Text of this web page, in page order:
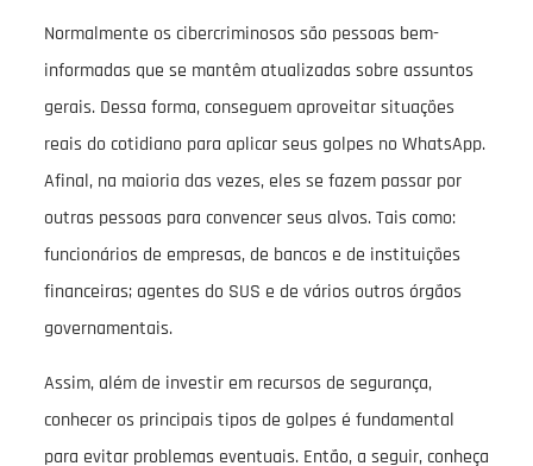
Normalmente os cibercriminosos são pessoas bem-
informadas que se mantêm atualizadas sobre assuntos
gerais. Dessa forma, conseguem aproveitar situações
reais do cotidiano para aplicar seus golpes no WhatsApp.
Afinal, na maioria das vezes, eles se fazem passar por
outras pessoas para convencer seus alvos. Tais como:
funcionários de empresas, de bancos e de instituições
financeiras; agentes do SUS e de vários outros órgãos
governamentais.
Assim, além de investir em recursos de segurança,
conhecer os principais tipos de golpes é fundamental
para evitar problemas eventuais. Então, a seguir, conheça